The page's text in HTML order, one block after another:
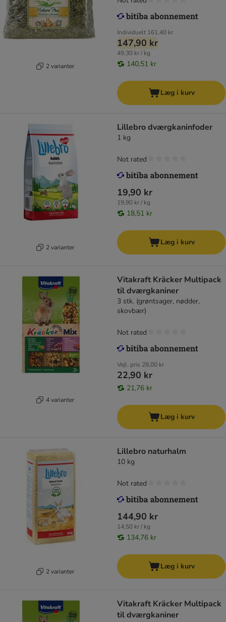
2 varianter
Individuelt 161,40 kr
147,90 kr
49,30 kr / kg
140,51 kr
Læg i kurv
2 varianter
Lillebro dværgkaninfoder
1 kg
19,90 kr
19,90 kr / kg
18,51 kr
Not rated
Læg i kurv
4 varianter
Vitakraft Kräcker Multipack
til dværgkaniner
3 stk. (grøntsager, nødder,
skovbær)
Vejl. pris 28,00 kr
22,90 kr
21,76 kr
Not rated
Læg i kurv
2 varianter
Lillebro naturhalm
10 kg
144,90 kr
14,50 kr / kg
134,76 kr
Not rated
Læg i kurv
Vitakraft Kräcker Multipack
til dværgkaniner